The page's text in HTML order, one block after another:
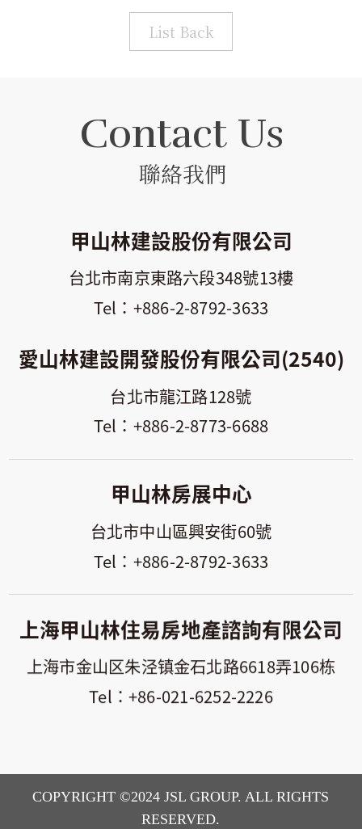
List Back
Contact Us
聯絡我們
甲山林建設股份有限公司
台北市南京東路六段348號13樓
+886-2-8792-3633
愛山林建設開發股份有限公司(2540)
台北市龍江路128號
+886-2-8773-6688
甲山林房展中心
台北市中山區興安街60號
+886-2-8792-3633
上海甲山林住易房地產諮詢有限公司
上海市金山区朱泾镇金石北路6618弄106栋
+86-021-6252-2226
COPYRIGHT ©2024 JSL GROUP. ALL RIGHTS
RESERVED.